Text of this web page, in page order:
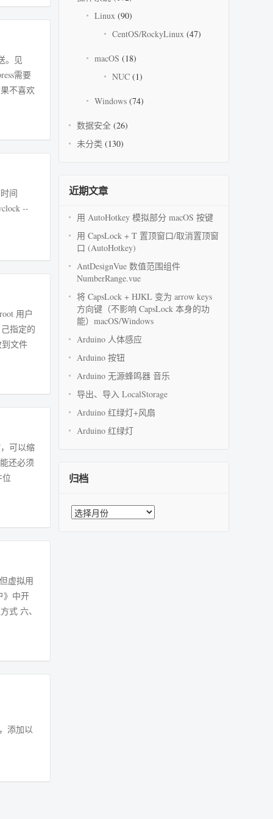
。见
用户
指定的
可以缩
还必须
位
虚拟用
》中开
式 六、
添加以
Linux (90)
CentOS/RockyLinux (47)
macOS (18)
NUC (1)
Windows (74)
数据安全 (26)
未分类 (130)
近期文章
用 AutoHotkey 模拟部分 macOS 按键
用 CapsLock + T 置顶窗口/取消置顶窗
口 (AutoHotkey)
AntDesignVue 数值范围组件
NumberRange.vue
将 CapsLock + HJKL 变为 arrow keys
方向键（不影响 CapsLock 本身的功
能）macOS/Windows
Arduino 人体感应
Arduino 按钮
Arduino 无源蜂鸣器 音乐
导出、导入 LocalStorage
Arduino 红绿灯+风扇
Arduino 红绿灯
归档
归
档